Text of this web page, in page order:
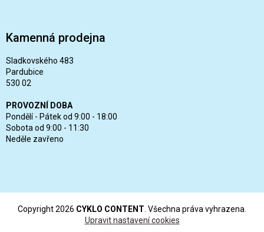
Kamenná prodejna
Sladkovského 483
Pardubice
530 02
PROVOZNÍ DOBA
Pondělí - Pátek od 9:00 - 18:00
Sobota od 9:00 - 11:30
Neděle zavřeno
Copyright 2026 CYKLO CONTENT . Všechna práva vyhrazena.
Upravit nastavení cookies